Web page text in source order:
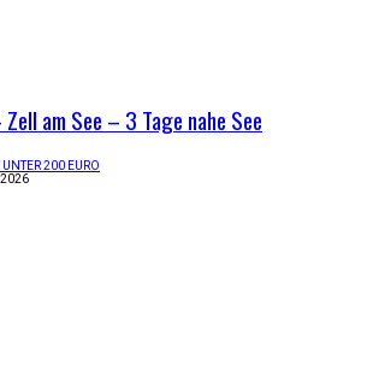
am See – 3 Tage nahe See
200 EURO
2026